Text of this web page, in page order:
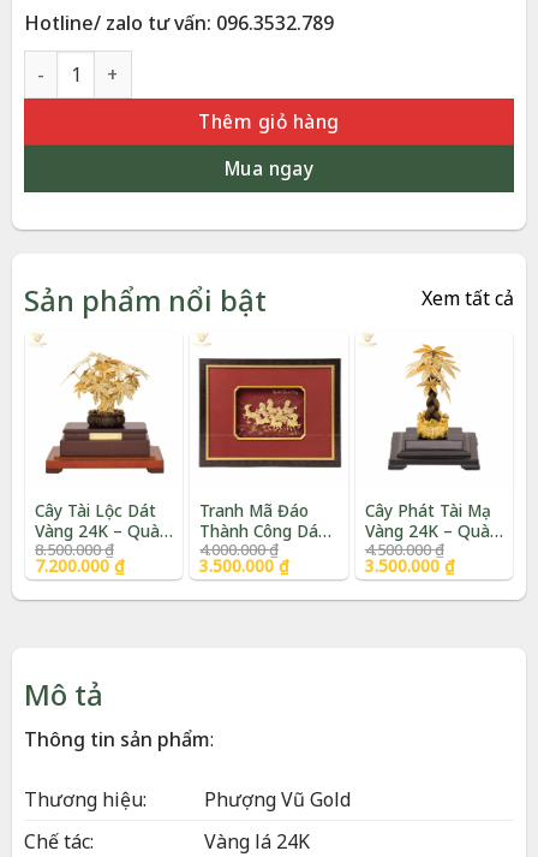
Hotline/ zalo tư vấn: 096.3532.789
Cây Phát Tài Mạ Vàng 24K – Quà Tặng Khai Trương Cao
Thêm giỏ hàng
Mua ngay
Sản phẩm nổi bật Xem tất cả
Cây Tài Lộc Dát
Vàng 24K – Quà
Tặng Sếp Cao
Cấp | Phượng Vũ
8.500.000₫Giá
gốc
là:
8.500.000 ₫.
7.200.000₫
Giá
hiện
tại
là:
Tranh Mã Đáo
Thành Công Dát
Vàng 24K Cao
Cấp | Phượng Vũ
4.000.000₫Giá
gốc
là:
4.000.000 ₫.
3.500.000₫
Giá
hiện
tại
là:
Cây Phát Tài Mạ
Vàng 24K – Quà
Tặng Khai
Trương Cao Cấp |
4.500.000₫Giá
gốc
là:
4.500.000 ₫.
3.500.000₫
Giá
hiện
tại
là:
Mô tả
Thông tin sản phẩm:
Thương hiệu:
Phượng Vũ Gold
Chế tác:
Vàng lá 24K